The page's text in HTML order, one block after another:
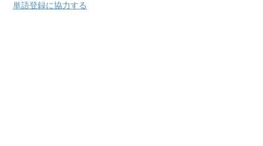
単語登録に協力する